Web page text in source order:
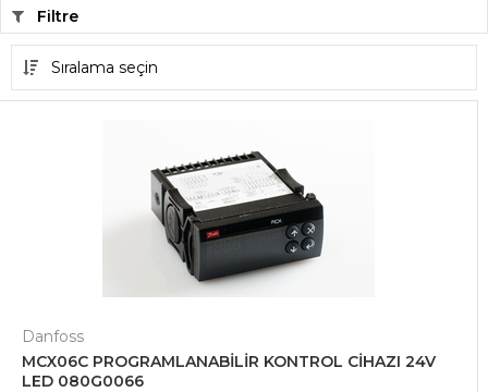
Filtre
Sıralama seçin
Danfoss
MCX06C PROGRAMLANABİLİR KONTROL CİHAZI 24V
LED 080G0066